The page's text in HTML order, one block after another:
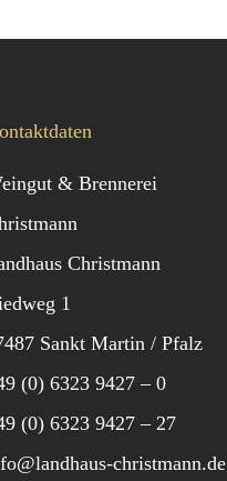
& Brennerei
Christmann
1
Sankt Martin / Pfalz
(0) 6323 9427 – 0
(0) 6323 9427 – 27
christmann.de